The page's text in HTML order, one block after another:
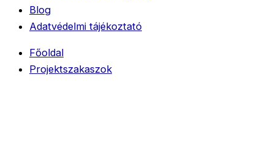
Blog
Adatvédelmi tájékoztató
Főoldal
Projektszakaszok